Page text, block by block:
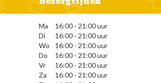
Ma
16:00 - 21:00 uur
Di
16:00 - 21:00 uur
Wo
16:00 - 21:00 uur
Do
16:00 - 21:00 uur
Vr
16:00 - 21:00 uur
Za
16:00 - 21:00 uur